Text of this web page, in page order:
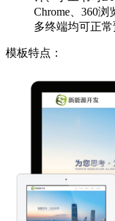
Chrome、360
多终端均可正常
模板特点：